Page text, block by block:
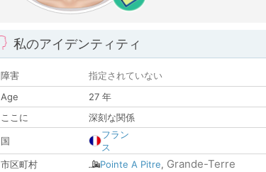
私のアイデンティティ
障害
指定されていない
Age
27 年
ここに
深刻な関係
国
フラン
ス
市区町村
Pointe A Pitre, Grande-Terre